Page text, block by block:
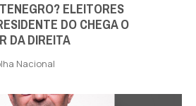
ELEITORES
DO CHEGA O
DA DIREITA
Nacional